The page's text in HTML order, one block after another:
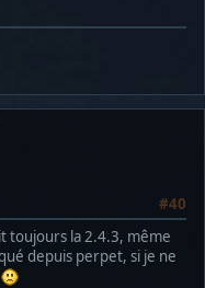
#40
toujours la 2.4.3, même
depuis perpet, si je ne